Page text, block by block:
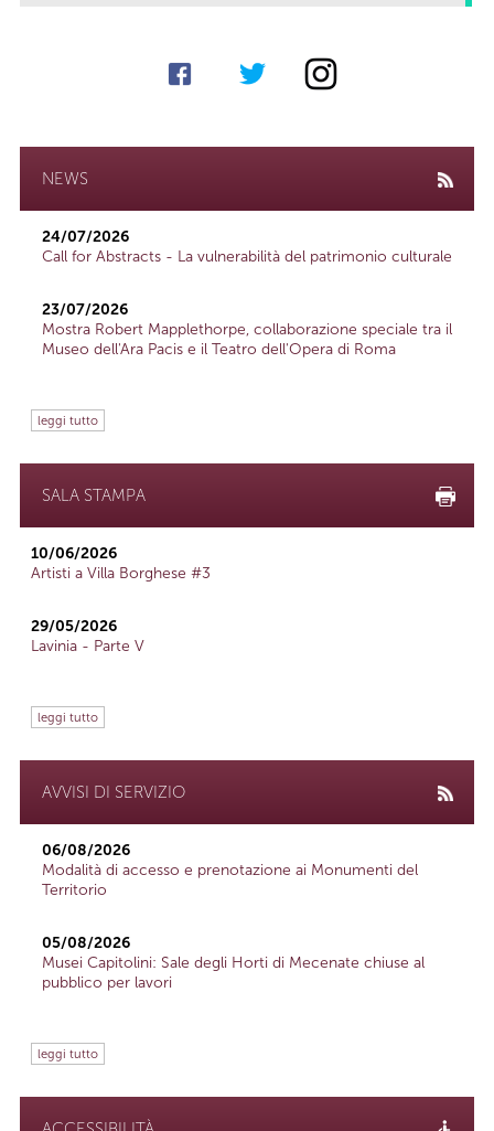
NEWS
24/07/2026
Call for Abstracts - La vulnerabilità del patrimonio culturale
23/07/2026
Mostra Robert Mapplethorpe, collaborazione speciale tra il
Museo dell'Ara Pacis e il Teatro dell'Opera di Roma
leggi tutto
SALA STAMPA
10/06/2026
Artisti a Villa Borghese #3
29/05/2026
Lavinia - Parte V
leggi tutto
AVVISI DI SERVIZIO
06/08/2026
Modalità di accesso e prenotazione ai Monumenti del
Territorio
05/08/2026
Musei Capitolini: Sale degli Horti di Mecenate chiuse al
pubblico per lavori
leggi tutto